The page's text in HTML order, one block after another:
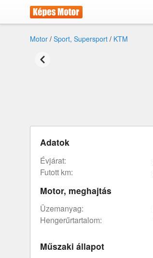
Motor / Sport, Supersport / KTM
Adatok
évjárat:
futott km:
Motor, meghajtás
üzemanyag:
hengerűrtartalom:
Műszaki állapot